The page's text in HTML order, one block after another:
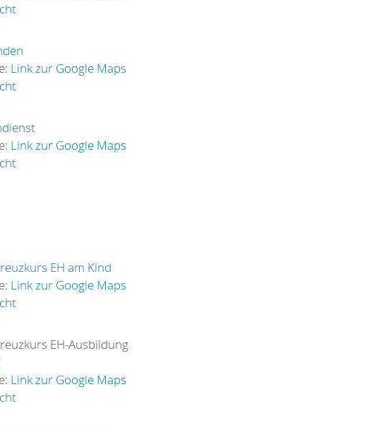
Link zur Google Maps
Link zur Google Maps
EH am Kind
Link zur Google Maps
EH-Ausbildung
Link zur Google Maps